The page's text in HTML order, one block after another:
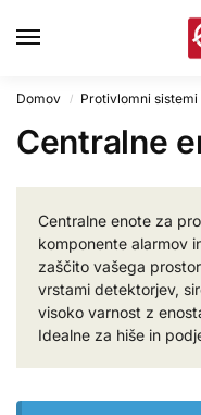
Domov / Protivlomni sistemi
Centralne
Centralne enote za
komponente alarmov
zaščito vašega
vrstami detektorjev,
visoko varnost z
Idealne za hiše in